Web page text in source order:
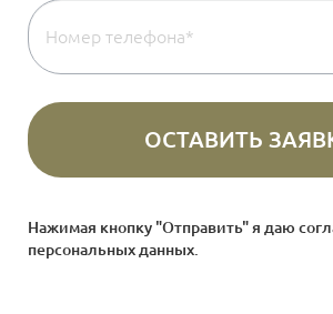
Нажимая кнопку "Отправить" я даю
персональных данных